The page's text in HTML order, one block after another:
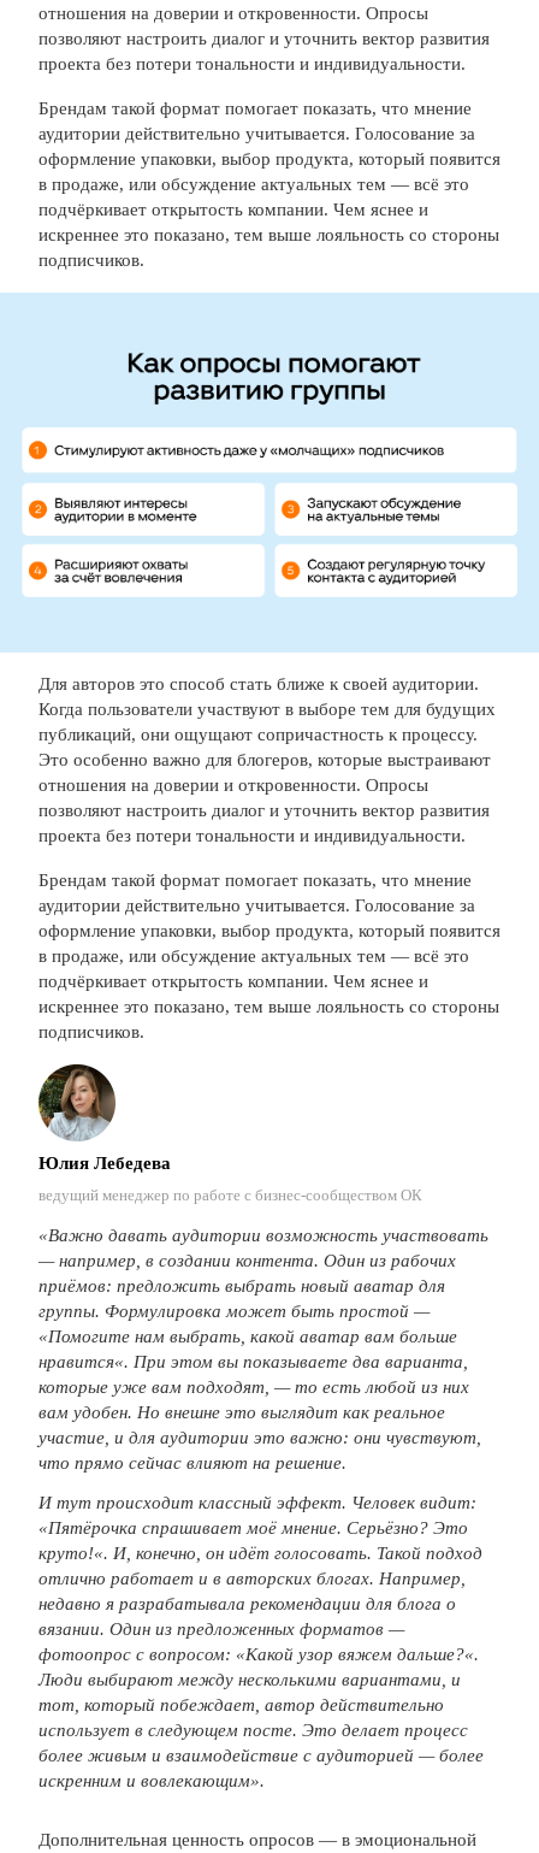
отношения на доверии и откровенности. Опросы
позволяют настроить диалог и уточнить вектор развития
проекта без потери тональности и индивидуальности.
Брендам такой формат помогает показать, что мнение
аудитории действительно учитывается. Голосование за
оформление упаковки, выбор продукта, который появится
в продаже, или обсуждение актуальных тем — всё это
подчёркивает открытость компании. Чем яснее и
искреннее это показано, тем выше лояльность со стороны
подписчиков.
Для авторов это способ стать ближе к своей аудитории.
Когда пользователи участвуют в выборе тем для будущих
публикаций, они ощущают сопричастность к процессу.
Это особенно важно для блогеров, которые выстраивают
отношения на доверии и откровенности. Опросы
позволяют настроить диалог и уточнить вектор развития
проекта без потери тональности и индивидуальности.
Брендам такой формат помогает показать, что мнение
аудитории действительно учитывается. Голосование за
оформление упаковки, выбор продукта, который появится
в продаже, или обсуждение актуальных тем — всё это
подчёркивает открытость компании. Чем яснее и
искреннее это показано, тем выше лояльность со стороны
подписчиков.
Юлия Лебедева
ведущий менеджер по работе с бизнес-сообществом ОК
«Важно давать аудитории возможность участвовать
— например, в создании контента. Один из рабочих
приёмов: предложить выбрать новый аватар для
группы. Формулировка может быть простой —
«Помогите нам выбрать, какой аватар вам больше
нравится«. При этом вы показываете два варианта,
которые уже вам подходят, — то есть любой из них
вам удобен. Но внешне это выглядит как реальное
участие, и для аудитории это важно: они чувствуют,
что прямо сейчас влияют на решение.
И тут происходит классный эффект. Человек видит:
«Пятёрочка спрашивает моё мнение. Серьёзно? Это
круто!«. И, конечно, он идёт голосовать. Такой подход
отлично работает и в авторских блогах. Например,
недавно я разрабатывала рекомендации для блога о
вязании. Один из предложенных форматов —
фотоопрос с вопросом: «Какой узор вяжем дальше?«.
Люди выбирают между несколькими вариантами, и
тот, который побеждает, автор действительно
использует в следующем посте. Это делает процесс
более живым и взаимодействие с аудиторией — более
искренним и вовлекающим».
Дополнительная ценность опросов — в эмоциональной